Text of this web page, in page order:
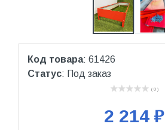
Код товара: 61426
Статус: Под заказ
( 0 )
2 214 ₽